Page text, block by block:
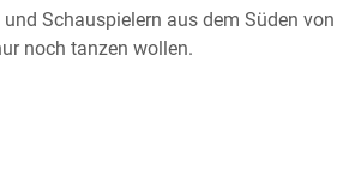
Schauspielern aus dem Süden von
noch tanzen wollen.